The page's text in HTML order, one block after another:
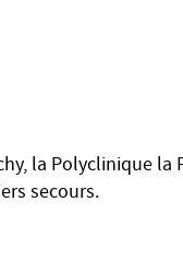
la Polyclinique
secours.